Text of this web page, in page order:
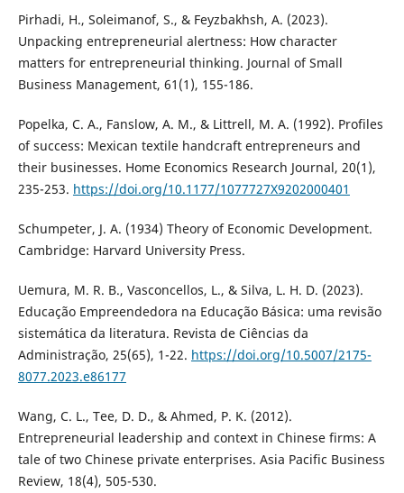
Pirhadi, H., Soleimanof, S., & Feyzbakhsh, A. (2023).
Unpacking entrepreneurial alertness: How character
matters for entrepreneurial thinking. Journal of Small
Business Management, 61(1), 155-186.
Popelka, C. A., Fanslow, A. M., & Littrell, M. A. (1992). Profiles
of success: Mexican textile handcraft entrepreneurs and
their businesses. Home Economics Research Journal, 20(1),
235-253. https://doi.org/10.1177/1077727X9202000401
Schumpeter, J. A. (1934) Theory of Economic Development.
Cambridge: Harvard University Press.
Uemura, M. R. B., Vasconcellos, L., & Silva, L. H. D. (2023).
Educação Empreendedora na Educação Básica: uma revisão
sistemática da literatura. Revista de Ciências da
Administração, 25(65), 1-22. https://doi.org/10.5007/2175-
8077.2023.e86177
Wang, C. L., Tee, D. D., & Ahmed, P. K. (2012).
Entrepreneurial leadership and context in Chinese firms: A
tale of two Chinese private enterprises. Asia Pacific Business
Review, 18(4), 505-530.